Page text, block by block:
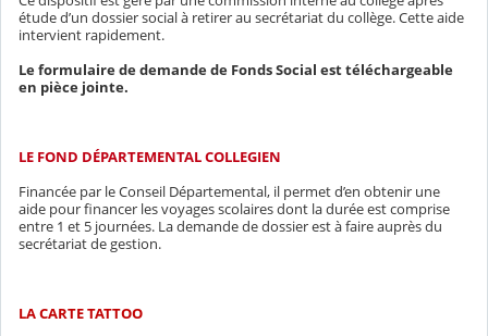
étude d’un dossier social à retirer au secrétariat du collège. Cette aide
intervient rapidement.
Le formulaire de demande de Fonds Social est téléchargeable
en pièce jointe.
LE FOND DÉPARTEMENTAL COLLEGIEN
Financée par le Conseil Départemental, il permet d’en obtenir une
aide pour financer les voyages scolaires dont la durée est comprise
entre 1 et 5 journées. La demande de dossier est à faire auprès du
secrétariat de gestion.
LA CARTE TATTOO